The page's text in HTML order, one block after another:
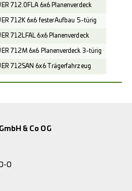
712.0FLA 6x6 Planenverdeck
712K 6x6 fester Aufbau 5-türig
712LFAL 6x6 Planenverdeck
712M 6x6 Planenverdeck 3-türig
712SAN 6x6 Trägerfahrzeug
& Co OG
0